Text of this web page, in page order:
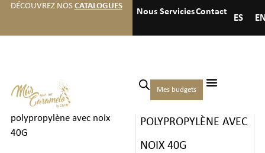
DÉCOUVREZ NOS CATALOGUES
Nous ServiciesContact
ES
Mes budgets
Accueil Hôtels
hôtels/ Sachet
polypropylène avec noix
40G
SACHET
POLYPROPYLÈNE AVEC
NOIX 40G